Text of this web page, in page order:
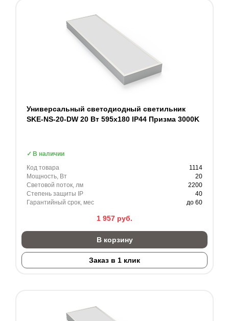
Универсальный светодиодный светильник
SKE-NS-20-DW 20 Вт 595x180 IP44 Призма 3000K
В наличии
Код товара
1114
Мощность, Вт
20
Световой поток, лм
2200
Степень защиты IP
40
Гарантийный срок, мес
до 60
1 957 руб.
В корзину
Заказ в 1 клик